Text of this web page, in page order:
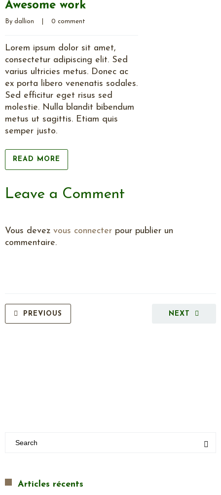
Awesome work
By dallion 0 comment
Lorem ipsum dolor sit amet,
consectetur adipiscing elit. Sed
varius ultricies metus. Donec ac
ex porta libero venenatis sodales.
Sed efficitur eget risus sed
molestie. Nulla blandit bibendum
metus ut sagittis. Etiam quis
semper justo.
READ MORE
Leave a Comment
Vous devez vous connecter pour publier un
commentaire.
NEXT
PREVIOUS
Articles récents